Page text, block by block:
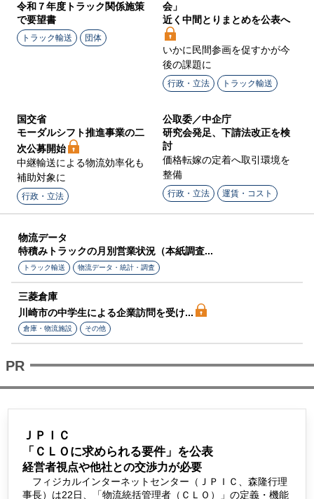
令和７年度トラック関係施策
で要望書
トラック輸送 団体
会」
近く中間とりまとめを公表へ
いかに民間参画を促すかが今
後の課題に
行政・立法 トラック輸送
国交省
モーダルシフト推進事業の二
次公募開始
中継輸送による物流効率化も
補助対象に
行政・立法
公取委／中企庁
研究会発足、下請法改正を検
討
価格転嫁の定着へ取引環境を
整備
行政・立法 運賃・コスト
物流データ
特積みトラックの月別営業状況（本紙調査...
トラック輸送 物流データ・統計・調査
三菱倉庫
川崎市の中学生による企業訪問を受け...
倉庫・物流施設 その他
ＪＰＩＣ
「ＣＬＯに求められる要件」を公表
経営者視点や他社との交渉力が必要
フィジカルインターネットセンター（ＪＰＩＣ、森隆行理
事長）は22日、「物流統括管理者（ＣＬＯ）」の定義・機能